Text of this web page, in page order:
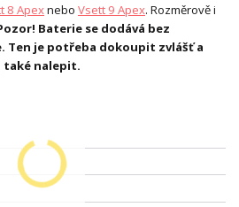
8 Apexnebo Vsett 9 Apex. Rozměrově i
Baterie se dodává bez
Ten je potřeba dokoupit zvlášť a
také nalepit.